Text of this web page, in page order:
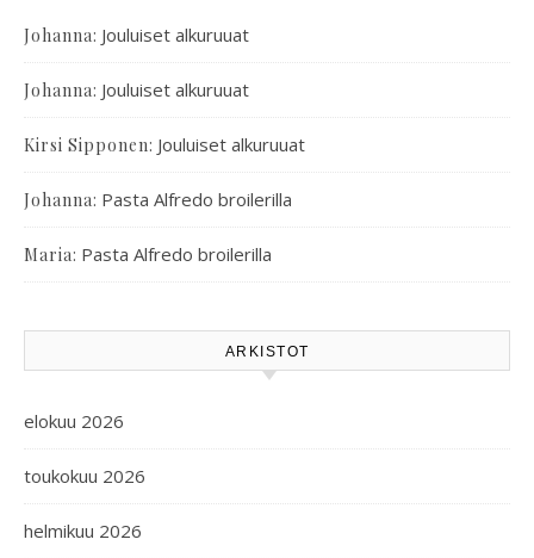
Johanna: Jouluiset alkuruuat
Johanna: Jouluiset alkuruuat
Kirsi Sipponen: Jouluiset alkuruuat
Johanna: Pasta Alfredo broilerilla
Maria: Pasta Alfredo broilerilla
ARKISTOT
elokuu 2026
toukokuu 2026
helmikuu 2026